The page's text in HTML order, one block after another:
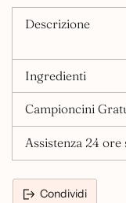
Descrizione
Ingredienti
Campioncini
Assistenza 24
Condividi